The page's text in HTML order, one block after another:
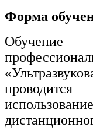
Форма